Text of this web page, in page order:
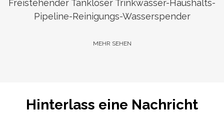
Freistehender Tankloser Trinkwasser-Haushalts-
Pipeline-Reinigungs-Wasserspender
MEHR SEHEN
Hinterlass eine Nachricht